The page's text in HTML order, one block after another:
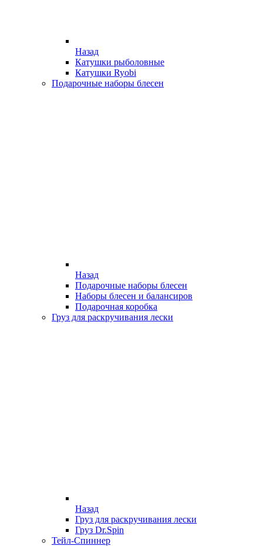
Назад
Катушки рыболовные
Катушки Ryobi
Подарочные наборы блесен
Назад
Подарочные наборы блесен
Наборы блесен и балансиров
Подарочная коробка
Груз для раскручивания лески
Назад
Груз для раскручивания лески
Груз Dr.Spin
Тейл-Спиннер